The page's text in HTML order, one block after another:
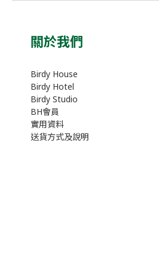
關於我們
Birdy House
Birdy Hotel
Birdy Studio
BH會員
實用資料
送貨方式及說明